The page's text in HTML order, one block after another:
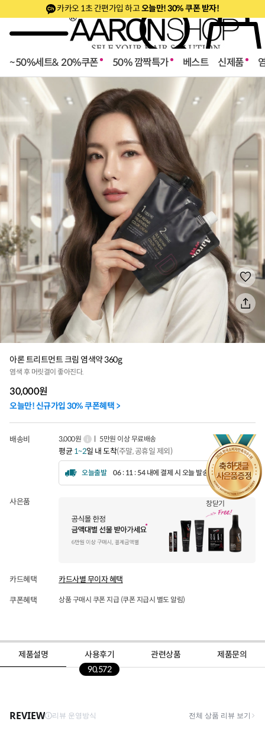
카카오 1초 간편가입 하고오늘만! 30% 쿠폰 받자!
~50%세트& 20%쿠폰 50% 깜짝특가 베스트 신제품
셔널
창닫기
아론 트리트먼트 크림 염색약 360g
염색 후 머릿결이 좋아진다.
30,000원
오늘만! 신규가입 30% 쿠폰혜택 >
배송비 3,000원 ㅣ 5만원 이상 무료배송
평균1~2일 내 도착(주말, 공휴일 제외)
오늘출발 06 : 11 : 51 내에 결제 시 오늘 발송됩니다.
사은품
카드혜택 카드사별 무이자 혜택
쿠폰혜택 상품 구매시 쿠폰 지급 (쿠폰 지급시 별도 알림)
제품설명
사용후기
90,572
관련상품 제품문의